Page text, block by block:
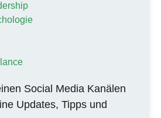
Social Media Kanälen
Updates, Tipps und